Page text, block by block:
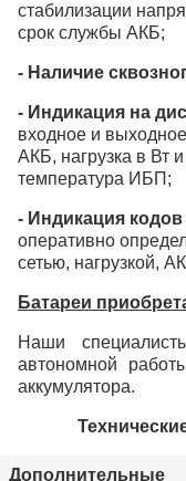
стабилизации
срок службы АКБ;
- Наличие
- Индикация на
входное и
АКБ, нагрузка в Вт
температура ИБП;
- Индикация
оперативно
сетью, нагрузкой,
Батареи
Наши
автономной
аккумулятора.
Дополнительные